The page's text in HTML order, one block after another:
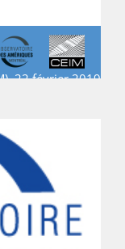
22 février 2019